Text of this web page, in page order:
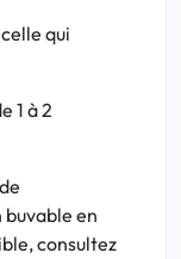
qui
1 à 2
buvable en
consultez